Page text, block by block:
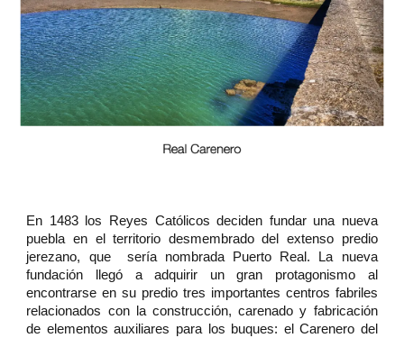
En 1483 los Reyes Católicos deciden fundar una nueva
puebla en el territorio desmembrado del extenso predio
jerezano, que sería nombrada Puerto Real. La nueva
fundación llegó a adquirir un gran protagonismo al
encontrarse en su predio tres importantes centros fabriles
relacionados con la construcción, carenado y fabricación
de elementos auxiliares para los buques: el Carenero del